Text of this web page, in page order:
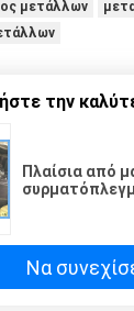
μετάλλων
την
Πλαίσια από
Να